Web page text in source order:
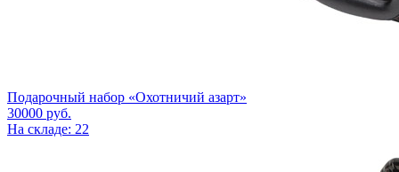
Подарочный набор «Охотничий азарт»
30000 руб.
На складе: 22